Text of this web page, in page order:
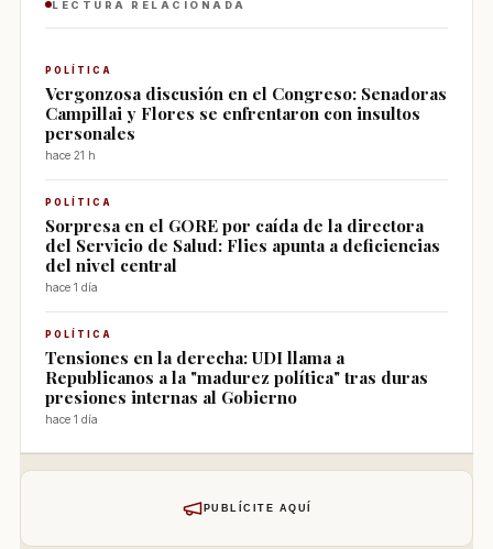
LECTURA RELACIONADA
POLÍTICA
Vergonzosa discusión en el Congreso: Senadoras
Campillai y Flores se enfrentaron con insultos
personales
hace 21 h
POLÍTICA
Sorpresa en el GORE por caída de la directora
del Servicio de Salud: Flies apunta a deficiencias
del nivel central
hace 1 día
POLÍTICA
Tensiones en la derecha: UDI llama a
Republicanos a la "madurez política" tras duras
presiones internas al Gobierno
hace 1 día
PUBLÍCITE AQUÍ